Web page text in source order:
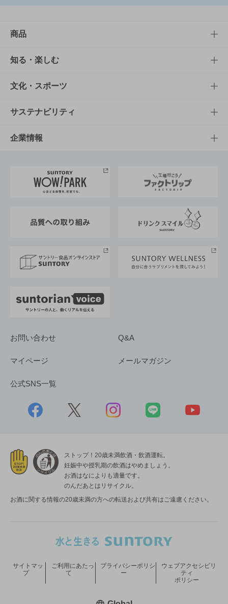
商品
商品TOP
商品一覧
商品発売情報
栄養成分一覧
知る・楽しむ
知る・楽しむTOP
キャンペーン
工場見学
地域情報
文化・スポーツ
文化・スポーツTOP
サントリーホール
サントリーサンバーズ大阪
サステナビリティ
サステナビリティTOP
サントリーが考えるサステナビリティ経営
企業情報
企業概要
採用情報
お問い合わせ Q&A
マイページ メールマガジン
公式SNS一覧
ストップ！20歳未満飲酒・飲酒運転。
妊娠中や授乳期の飲酒はやめましょう。
お酒はなによりも適量です。
のんだあとはリサイクル。
お酒に関する情報の20歳未満の方への転送および共有はご遠慮ください。
サイトマッ
プ
ご利用にあたっ
て
プライバシーポリシ
ー
ウェブアクセシビリ
ティ
ポリシー